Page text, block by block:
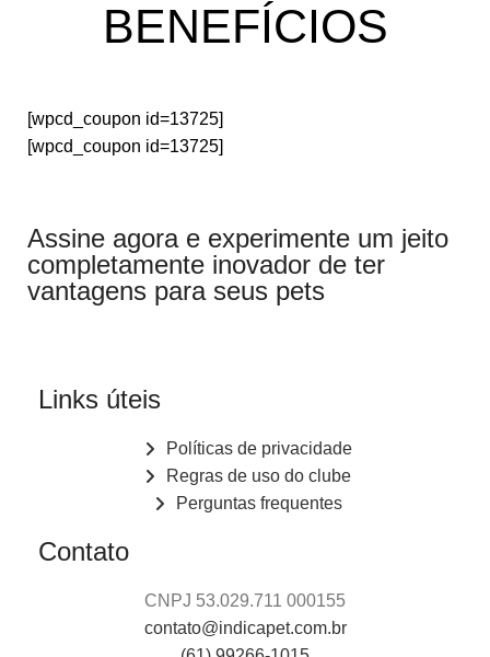
BENEFÍCIOS
[wpcd_coupon id=13725]
[wpcd_coupon id=13725]
Assine agora e experimente um jeito
completamente inovador de ter
vantagens para seus pets
Links úteis
Políticas de privacidade
Regras de uso do clube
Perguntas frequentes
Contato
CNPJ 53.029.711 000155
contato@indicapet.com.br